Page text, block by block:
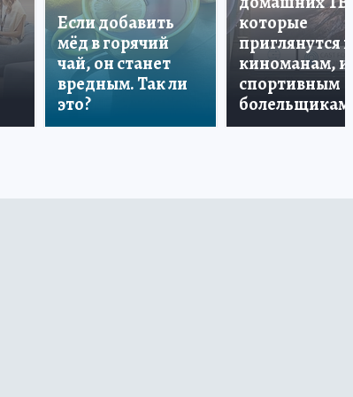
Если добавить
мёд в горячий
чай, он станет
вредным. Так ли
это?
которые
приглянутся и
киноманам, и
спортивным
болельщикам